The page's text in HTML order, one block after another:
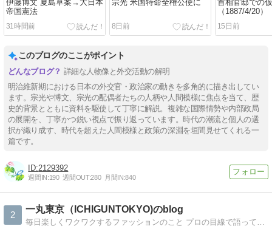
伊藤博文 夏島草案→大日本
帝国憲法
31時間前
宗光 米国特命全権公使に
8日前
首相官邸での
（1887/4/20）
15日前
このブログのここがポイント
詳細な人物像と外交活動の解明
明治維新期における日本の外交官・政治家の動きを多角的に描き出してい
ます。宗光や博文、宗光の配偶者たちの人柄や人間模様に焦点を当て、歴
史的背景とともに資料を駆使して丁寧に解説。複雑な国際情勢や内部政局
の展開を、丁寧かつ鋭い視点で振り返っています。時代の潮流と個人の選
択が織り成す、時代を超えた人間模様と政策の深淵を垣間見せてくれる一
篇です。
2129392
週間IN:190 週間OUT:280 月間IN:840
2
一丸東京（ICHIGUNTOKYO)のblog
毎日楽しくワクワクするファッションのこと プロの目線で語ってます。